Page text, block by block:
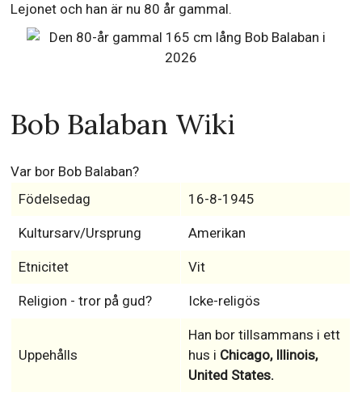
Lejonet och han är nu 80 år gammal.
Bob Balaban Wiki
Var bor Bob Balaban?
Födelsedag
16-8-1945
Kultursarv/Ursprung Amerikan
Etnicitet Vit
Religion - tror på gud? Icke-religös
Uppehålls
Han bor tillsammans i ett
hus i Chicago, Illinois,
United States.